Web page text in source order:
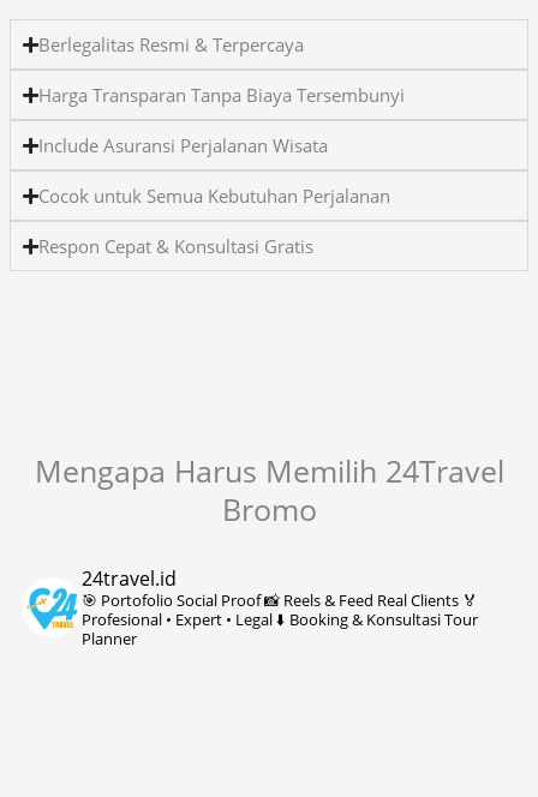
Berlegalitas Resmi & Terpercaya
Harga Transparan Tanpa Biaya Tersembunyi
Include Asuransi Perjalanan Wisata
Cocok untuk Semua Kebutuhan Perjalanan
Respon Cepat & Konsultasi Gratis
Mengapa Harus Memilih 24Travel
Bromo
24travel.id
🎯 Portofolio Social Proof📸 Reels & Feed Real Clients🏅
Profesional • Expert • Legal⬇️ Booking & Konsultasi Tour
Planner